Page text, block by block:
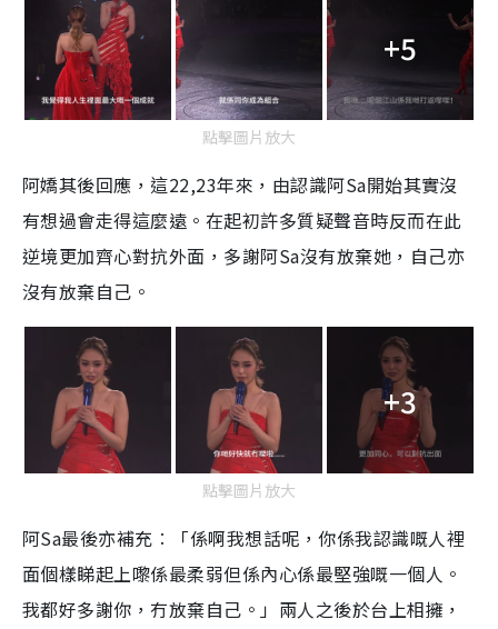
+5
點擊圖片放大
阿嬌其後回應，這22,23年來，由認識阿Sa開始其實沒
有想過會走得這麼遠。在起初許多質疑聲音時反而在此
逆境更加齊心對抗外面，多謝阿Sa沒有放棄她，自己亦
沒有放棄自己。
+3
點擊圖片放大
阿Sa最後亦補充︰「係啊我想話呢，你係我認識嘅人裡
面個樣睇起上嚟係最柔弱但係內心係最堅強嘅一個人。
我都好多謝你，冇放棄自己。」兩人之後於台上相擁，